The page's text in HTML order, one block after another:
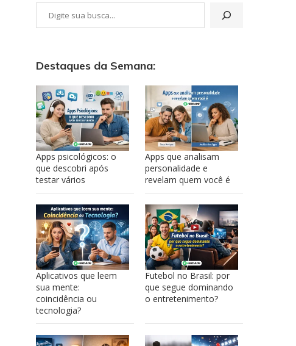
Destaques da Semana:
Apps psicológicos: o
que descobri após
testar vários
Apps que analisam
personalidade e
revelam quem você é
Aplicativos que leem
sua mente:
coincidência ou
tecnologia?
Futebol no Brasil: por
que segue dominando
o entretenimento?